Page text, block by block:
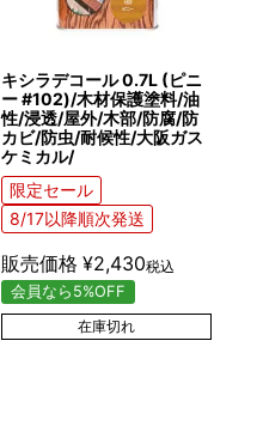
キシラデコール 0.7L (ピニ
ー #102)/木材保護塗料/油
性/浸透/屋外/木部/防腐/防
カビ/防虫/耐候性/大阪ガス
ケミカル/
限定セール
8/17以降順次発送
販売価格 ¥2,430税込
会員なら5%OFF
在庫切れ